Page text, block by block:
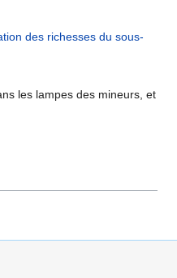
des richesses du sous-
les lampes des mineurs, et